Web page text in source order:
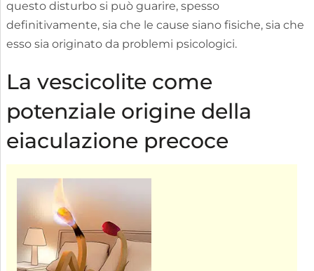
questo disturbo si può guarire, spesso
definitivamente, sia che le cause siano fisiche, sia che
esso sia originato da problemi psicologici.
La vescicolite come
potenziale origine della
eiaculazione precoce